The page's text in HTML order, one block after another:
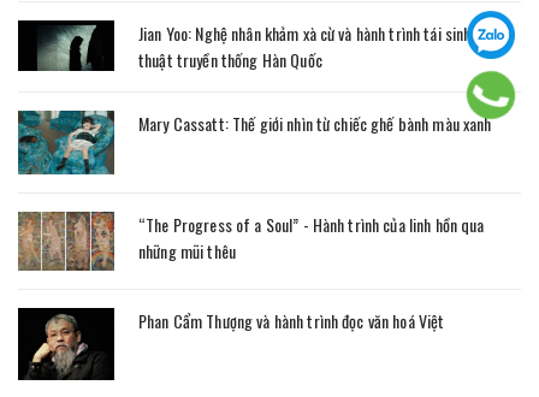
Jian Yoo: Nghệ nhân khảm xà cừ và hành trình tái sinh nghệ
thuật truyền thống Hàn Quốc
Mary Cassatt: Thế giới nhìn từ chiếc ghế bành màu xanh
“The Progress of a Soul” - Hành trình của linh hồn qua
những mũi thêu
Phan Cẩm Thượng và hành trình đọc văn hoá Việt